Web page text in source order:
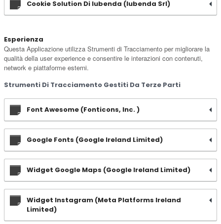
Cookie Solution Di Iubenda (iubenda Srl)
Esperienza
Questa Applicazione utilizza Strumenti di Tracciamento per migliorare la
qualità della user experience e consentire le interazioni con contenuti,
network e piattaforme esterni.
Strumenti Di Tracciamento Gestiti Da Terze Parti
Font Awesome (Fonticons, Inc. )
Google Fonts (Google Ireland Limited)
Widget Google Maps (Google Ireland Limited)
Widget Instagram (Meta Platforms Ireland
Limited)